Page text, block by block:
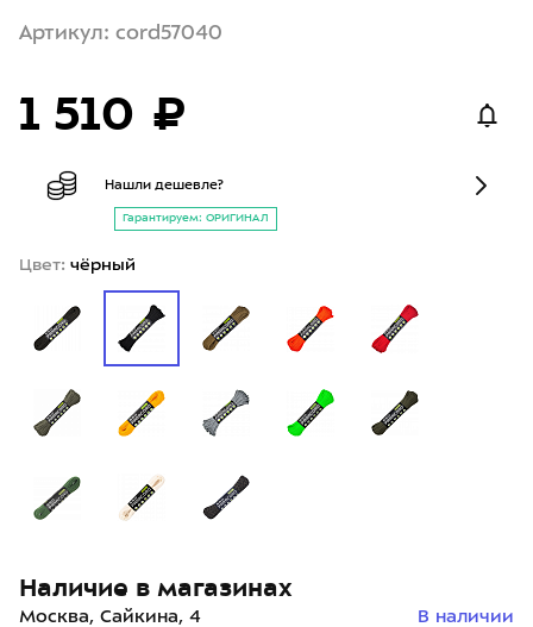
Артикул: cord57040
1 510 ₽
Нашли дешевле?
Гарантируем: ОРИГИНАЛ
Цвет: чёрный
Наличие в магазинах
Москва, Сайкина, 4 В наличии